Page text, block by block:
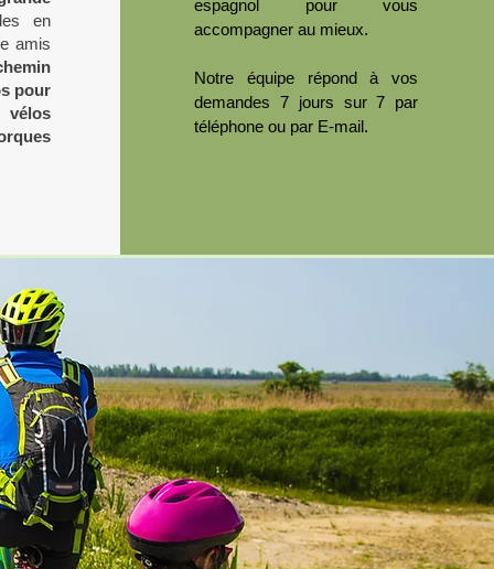
en
amis
pour
vélos
espagnol pour vous
accompagner au mieux.
Notre équipe répond à vos
demandes 7 jours sur 7 par
téléphone ou par E-mail.